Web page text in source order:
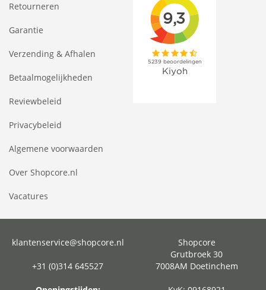
Retourneren
Garantie
Verzending & Afhalen
Betaalmogelijkheden
Reviewbeleid
Privacybeleid
Algemene voorwaarden
Over Shopcore.nl
Vacatures
klantenservice@shopcore.nl
+31 (0)314 645527
Shopcore
Grutbroek 30
7008AM Doetinchem